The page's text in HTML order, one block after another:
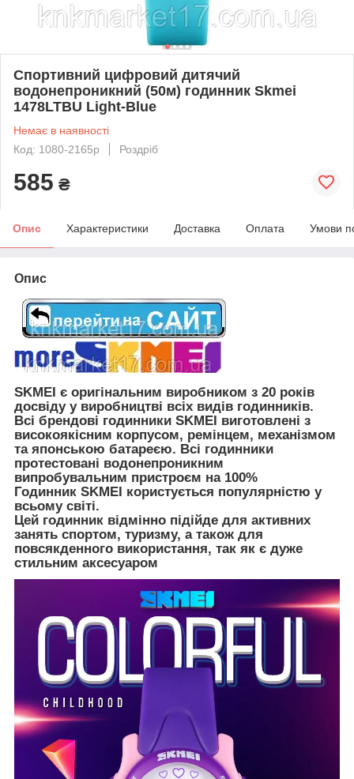
Спортивний цифровий дитячий
водонепроникний (50м) годинник Skmei
1478LTBU Light-Blue
Немає в наявності
Код: 1080-2165р
Роздріб
585 ₴
Опис Характеристики Доставка Оплата Умови
Опис
SKMEI є оригінальним виробником з 20 років
досвіду у виробництві всіх видів годинників.
Всі брендові годинники SKMEI виготовлені з
високоякісним корпусом, ремінцем, механізмом
та японською батареєю. Всі годинники
протестовані водонепроникним
випробувальним пристроєм на 100%
Годинник SKMEI користується популярністю у
всьому світі.
Цей годинник відмінно підійде для активних
занять спортом, туризму, а також для
повсякденного використання, так як є дуже
стильним аксесуаром